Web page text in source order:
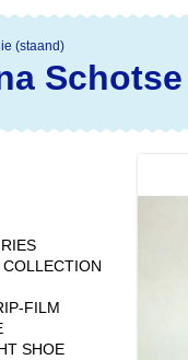
(staand)
FILM
SHOE